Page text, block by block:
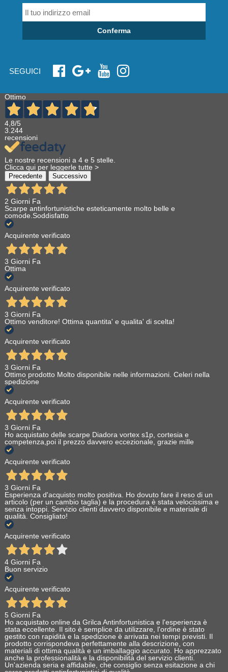
Conferma
SEGUICI
Ottimo
4,8/5
3.244
recensioni
Le nostre recensioni a 4 e 5 stelle.
Clicca qui per leggerle tutte >
Precedente Successivo
2 Giorni Fa
Scarpe antinfortunistiche esteticamente molto belle e
comode.Soddisfatto
Acquirente verificato
3 Giorni Fa
Ottima
Acquirente verificato
3 Giorni Fa
Ottimo venditore! Ottima quantita' e qualita' di scelta!
Acquirente verificato
3 Giorni Fa
Ottimo prodotto Molto disponibile nelle informazioni. Celeri nella
spedizione
Acquirente verificato
3 Giorni Fa
Ho acquistato delle scarpe Diadora vortex s1p, cortesia e
competenza,poi il prezzo davvero eccezionale, grazie mille
Acquirente verificato
3 Giorni Fa
Esperienza d'acquisto molto positiva. Ho dovuto fare il reso di un
articolo (per un cambio taglia) e la procedura è stata velocissima e
senza intoppi. Servizio clienti davvero disponibile e materiale di
qualità. Consigliato!
Acquirente verificato
4 Giorni Fa
Buon servizio
Acquirente verificato
5 Giorni Fa
Ho acquistato online da Grilca Antinfortunistica e l'esperienza è
stata eccellente. Il sito è semplice da utilizzare, l'ordine è stato
gestito con rapidità e la spedizione è arrivata nei tempi previsti. Il
prodotto corrispondeva perfettamente alla descrizione, con
materiali di ottima qualità e un imballaggio accurato. Ho apprezzato
anche la professionalità e la disponibilità del servizio clienti.
Un'azienda seria e affidabile, che consiglio senza esitazione a chi